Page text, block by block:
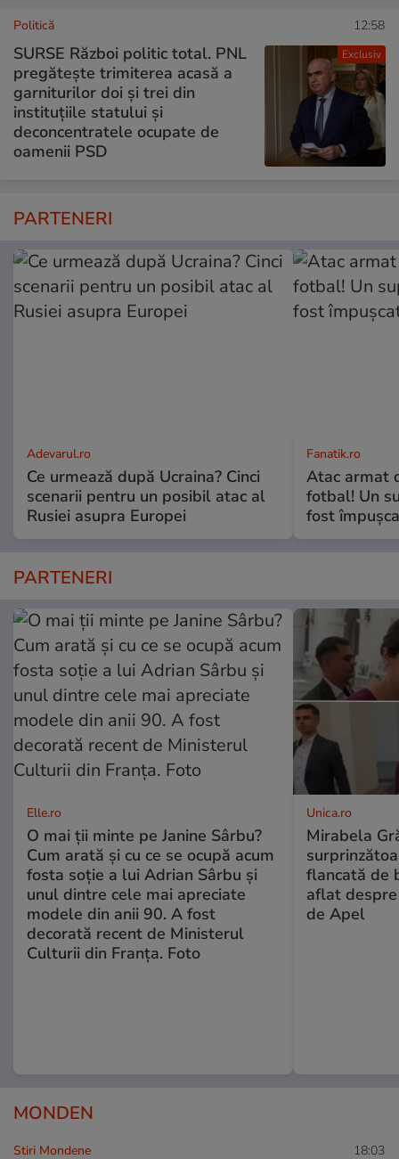
Exclusiv
Politică 12:58
SURSE Război politic total. PNL
pregătește trimiterea acasă a
garniturilor doi și trei din
instituțiile statului și
deconcentratele ocupate de
oamenii PSD
PARTENERI
Adevarul.ro
Ce urmează după Ucraina? Cinci
scenarii pentru un posibil atac al
Rusiei asupra Europei
Fanatik.ro
Atac armat
fotbal! Un
fost
PARTENERI
Elle.ro
O mai ții minte pe Janine Sârbu?
Cum arată și cu ce se ocupă acum
fosta soție a lui Adrian Sârbu și
unul dintre cele mai apreciate
modele din anii 90. A fost
decorată recent de Ministerul
Culturii din Franța. Foto
Unica.ro
Mirabela
flancată de
aflat
de Apel
MONDEN
Stiri Mondene 18:03